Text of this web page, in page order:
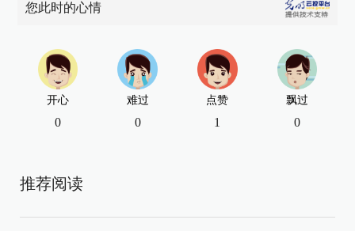
您此时的心情
开心
0
难过
0
点赞
1
飘过
0
推荐阅读